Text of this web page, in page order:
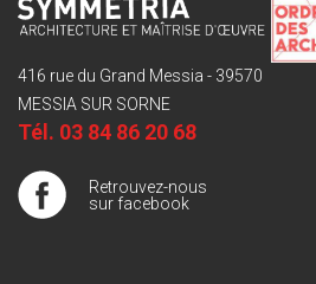
416 rue du Grand Messia - 39570
MESSIA SUR SORNE
Tél. 03 84 86 20 68
Retrouvez-nous
sur facebook